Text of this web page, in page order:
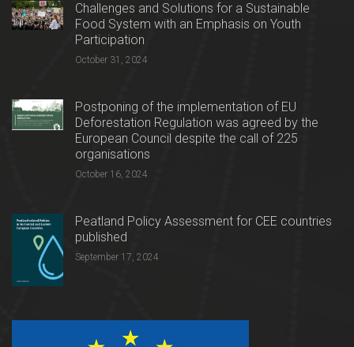
Challenges and Solutions for a Sustainable
Food System with an Emphasis on Youth
Participation
October 31, 2024
Postponing of the implementation of EU
Deforestation Regulation was agreed by the
European Council despite the call of 225
organisations
October 16, 2024
Peatland Policy Assessment for CEE countries
published
September 17, 2024